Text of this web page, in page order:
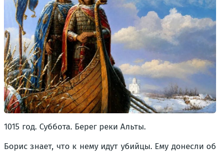
1015 год. Суббота. Берег реки Альты.
Борис знает, что к нему идут убийцы. Ему донесли об